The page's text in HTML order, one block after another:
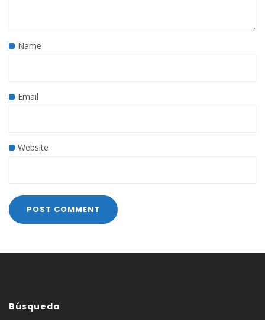
Name
Email
Website
Búsqueda